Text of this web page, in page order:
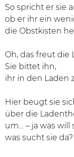
So spricht er sie
ob er ihr ein
die Obstkisten
Oh, das freut die
Sie bittet ihn,
ihr in den Laden
Hier beugt sie
über die
um… – ja was will
was sucht sie da?